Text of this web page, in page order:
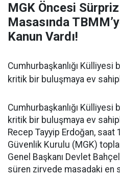
MGK Öncesi
Masasında
Kanun Vardı!
Cumhurbaşkanlığı Külliyesi
kritik bir buluşmaya ev
Cumhurbaşkanlığı Külliyesi
kritik bir buluşmaya ev
Recep Tayyip Erdoğan,
Güvenlik Kurulu (MGK)
Genel Başkanı Devlet
süren zirvede masadaki en